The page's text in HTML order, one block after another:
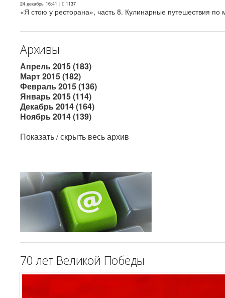
24 декабрь 16:41 | 1137
«Я стою у ресторана», часть 8. Кулинарные путешествия по
Архивы
Апрель 2015 (183)
Март 2015 (182)
Февраль 2015 (136)
Январь 2015 (114)
Декабрь 2014 (164)
Ноябрь 2014 (139)
Показать / скрыть весь архив
70 лет Великой Победы